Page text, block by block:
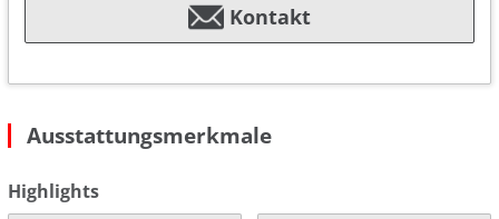
Kontakt
Ausstattungsmerkmale
Highlights